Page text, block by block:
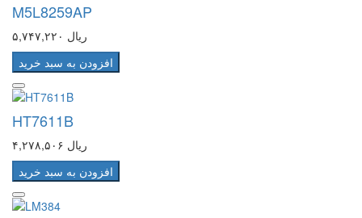
M5L8259AP
۵,۷۴۷,۲۲۰ ریال
افزودن به سبد خرید
HT7611B
۴,۲۷۸,۵۰۶ ریال
افزودن به سبد خرید